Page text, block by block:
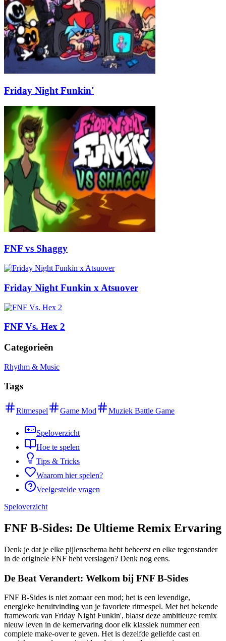
Friday Night Funkin'
FNF vs Shaggy
Friday Night Funkin x Atsuover
FNF Vs. Hex 2
Categorieën
Rhythm & Music
Tags
Ritmespel Game Mod Muziek Battle Game
Speloverzicht
Hoe te spelen
Tips & Tricks
Waarom hier spelen?
Veelgestelde vragen
Speloverzicht
FNF B-Sides: De Ultieme Remix Ervaring
Denk je dat je elke pijlenschema hebt beheerst en elke tegenstander
in de originele FNF hebt verslagen? Denk nog eens.
De Beat Verandert: Welkom bij FNF B-Sides
FNF B-Sides is niet zomaar een mod; het is een levendige,
energieke heruitvinding van je favoriete ritmespel. Met het bekende
framework van Friday Night Funkin', blaast deze ambitieuze remix
nieuw leven in de kernervaring door elk klassiek nummer een
complete make-over te geven. Het is dezelfde geliefde cast en